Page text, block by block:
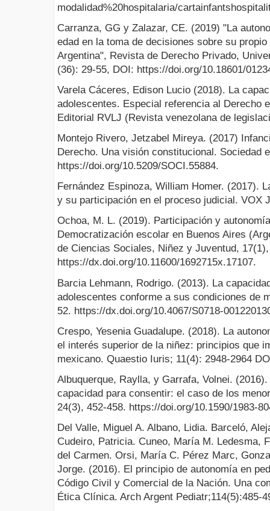
modalidad%20hospitalaria/
Carranza, GG y Zalazar, CE. (2019) "La
edad en la toma de decisiones sobre su
Argentina", Revista de Derecho Privado,
(36): 29-55, DOI: https://doi.org/10.18601/
Varela Cáceres, Edison Lucio (2018). La
adolescentes. Especial referencia al Derecho
Editorial RVLJ (Revista venezolana de
Montejo Rivero, Jetzabel Mireya. (2017)
Derecho. Una visión constitucional. Sociedad
https://doi.org/10.5209/SOCI.55884.
Fernández Espinoza, William Homer. (2017).
y su participación en el proceso judicial. VOX
Ochoa, M. L. (2019). Participación y
Democratización escolar en Buenos Aires
de Ciencias Sociales, Niñez y Juventud,
https://dx.doi.org/10.11600/1692715x.17107.
Barcia Lehmann, Rodrigo. (2013). La
adolescentes conforme a sus condiciones de
52. https://dx.doi.org/10.4067/S0718-
Crespo, Yesenia Guadalupe. (2018). La
el interés superior de la niñez: principios que
mexicano. Quaestio Iuris; 11(4): 2948-2964
Albuquerque, Raylla, y Garrafa, Volnei.
capacidad para consentir: el caso de los
24(3), 452-458. https://doi.org/10.1590/1983-
Del Valle, Miguel A. Albano, Lidia. Barceló,
Cudeiro, Patricia. Cuneo, María M. Ledesma,
del Carmen. Orsi, María C. Pérez Marc,
Jorge. (2016). El principio de autonomía en
Código Civil y Comercial de la Nación. Una
Ética Clínica. Arch Argent Pediatr;114(5):485-